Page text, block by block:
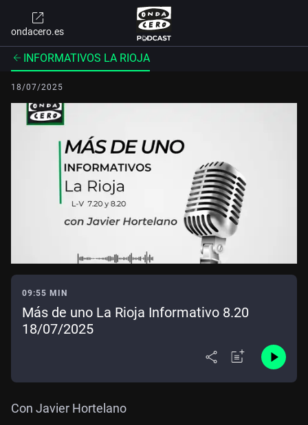
ondacero.es
INFORMATIVOS LA RIOJA
18/07/2025
09:55 MIN
Más de uno La Rioja Informativo 8.20
18/07/2025
Con Javier Hortelano